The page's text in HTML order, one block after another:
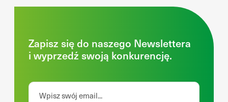
Zapisz się do naszego Newslettera
i wyprzedź swoją konkurencję.